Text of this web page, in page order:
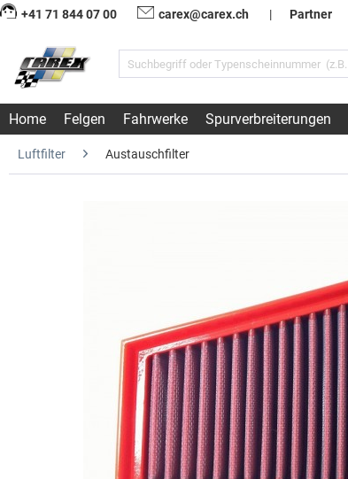
+41 71 844 07 00 carex@carex.ch | Partner
Home Felgen Fahrwerke Spurverbreiterungen
Luftfilter Austauschfilter